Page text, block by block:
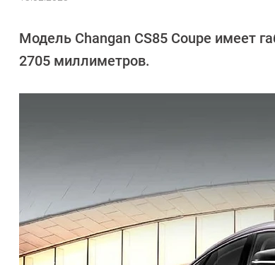
Кошик
Модель Changan CS85 Coupe имеет
2705 миллиметров.